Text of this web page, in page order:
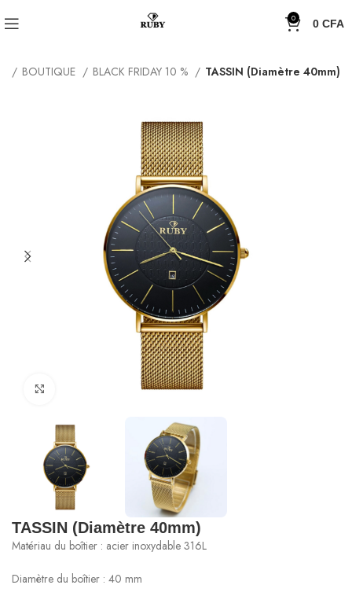
0 0 CFA
BOUTIQUE BLACK FRIDAY 10 % TASSIN (Diamètre 40mm)
Cliquez pour agrandir
TASSIN (Diamètre 40mm)
Matériau du boîtier : acier inoxydable 316L
Diamètre du boîtier : 40 mm